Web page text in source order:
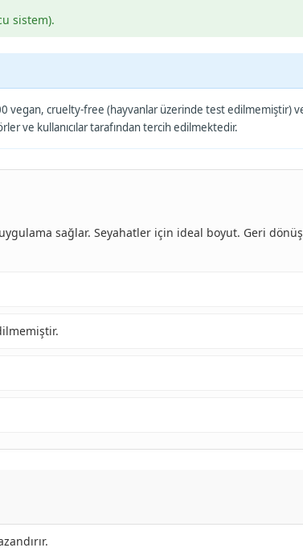
sistem).
vegan, cruelty-free (hayvanlar üzerinde test edilmemiştir)
ve kullanıcılar tarafından tercih edilmektedir.
sağlar. Seyahatler için ideal boyut. Geri